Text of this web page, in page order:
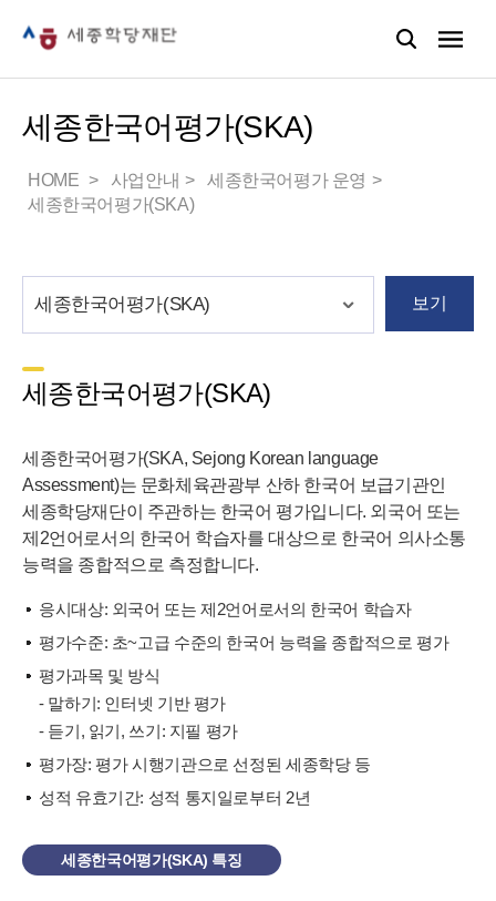
세종한국어평가(SKA)
HOME 사업안내
세종한국어평가 운영
세종한국어평가(SKA)
보기
세종한국어평가(SKA)
세종한국어평가(SKA, Sejong Korean language
Assessment)는 문화체육관광부 산하 한국어 보급기관인
세종학당재단이 주관하는 한국어 평가입니다. 외국어 또는
제2언어로서의 한국어 학습자를 대상으로 한국어 의사소통
능력을 종합적으로 측정합니다.
응시대상: 외국어 또는 제2언어로서의 한국어 학습자
평가수준: 초~고급 수준의 한국어 능력을 종합적으로 평가
평가과목 및 방식
- 말하기: 인터넷 기반 평가
- 듣기, 읽기, 쓰기: 지필 평가
평가장: 평가 시행기관으로 선정된 세종학당 등
성적 유효기간: 성적 통지일로부터 2년
세종한국어평가(SKA) 특징